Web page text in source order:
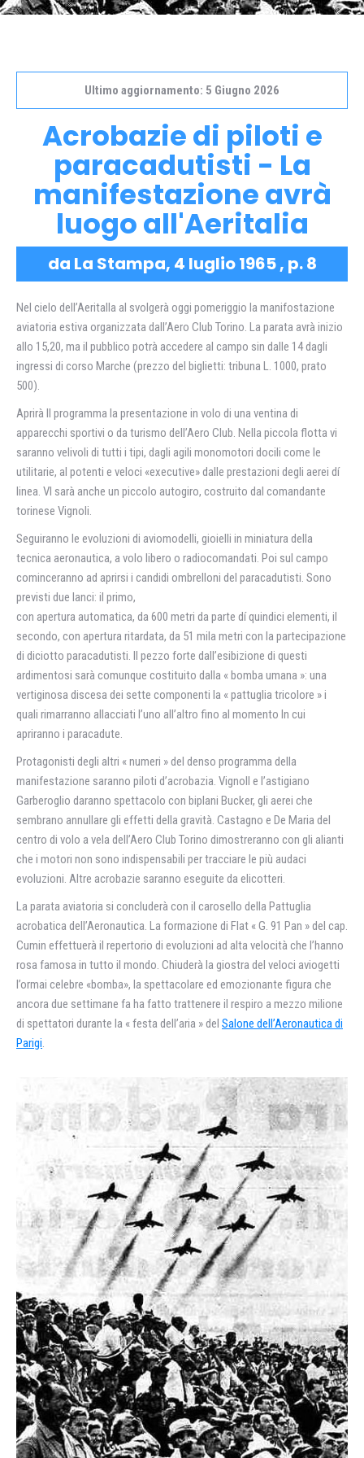
Ultimo aggiornamento: 5 Giugno 2026
Acrobazie di piloti e
paracadutisti - La
manifestazione avrà
luogo all'Aeritalia
da La Stampa, 4 luglio 1965 , p. 8
Nel cielo dell’Aeritalla al svolgerà oggi pomeriggio la manifostazione
aviatoria estiva organizzata dall’Aero Club Torino. La parata avrà inizio
allo 15,20, ma il pubblico potrà accedere al campo sin dalle 14 dagli
ingressi di corso Marche (prezzo del biglietti: tribuna L. 1000, prato
500).
Aprirà Il programma la presentazione in volo di una ventina di
apparecchi sportivi o da turismo dell’Aero Club. Nella piccola flotta vi
saranno velivoli di tutti i tipi, dagli agili monomotori docili come le
utilitarie, al potenti e veloci «executive» dalle prestazioni degli aerei dí
linea. Vl sarà anche un piccolo autogiro, costruito dal comandante
torinese Vignoli.
Seguiranno le evoluzioni di aviomodelli, gioielli in miniatura della
tecnica aeronautica, a volo libero o radiocomandati. Poi sul campo
cominceranno ad aprirsi i candidi ombrelloni del paracadutisti. Sono
previsti due lanci: il primo,
con apertura automatica, da 600 metri da parte dí quindici elementi, il
secondo, con apertura ritardata, da 51 mila metri con la partecipazione
di diciotto paracadutisti. Il pezzo forte dall’esibizione di questi
ardimentosi sarà comunque costituito dalla « bomba umana »: una
vertiginosa discesa dei sette componenti la « pattuglia tricolore » i
quali rimarranno allacciati l’uno all’altro fino al momento In cui
apriranno i paracadute.
Protagonisti degli altri « numeri » del denso programma della
manifestazione saranno piloti d’acrobazia. Vignoll e l’astigiano
Garberoglio daranno spettacolo con biplani Bucker, gli aerei che
sembrano annullare gli effetti della gravità. Castagno e De Maria del
centro di volo a vela dell’Aero Club Torino dimostreranno con gli alianti
che i motori non sono indispensabili per tracciare le più audaci
evoluzioni. Altre acrobazie saranno eseguite da elicotteri.
La parata aviatoria si concluderà con il carosello della Pattuglia
acrobatica dell’Aeronautica. La formazione di Flat « G. 91 Pan » del cap.
Cumin effettuerà il repertorio di evoluzioni ad alta velocità che l’hanno
rosa famosa in tutto il mondo. Chiuderà la giostra del veloci aviogetti
l’ormai celebre «bomba», la spettacolare ed emozionante figura che
ancora due settimane fa ha fatto trattenere il respiro a mezzo milione
di spettatori durante la « festa dell’aria » del Salone dell’Aeronautica di
Parigi.